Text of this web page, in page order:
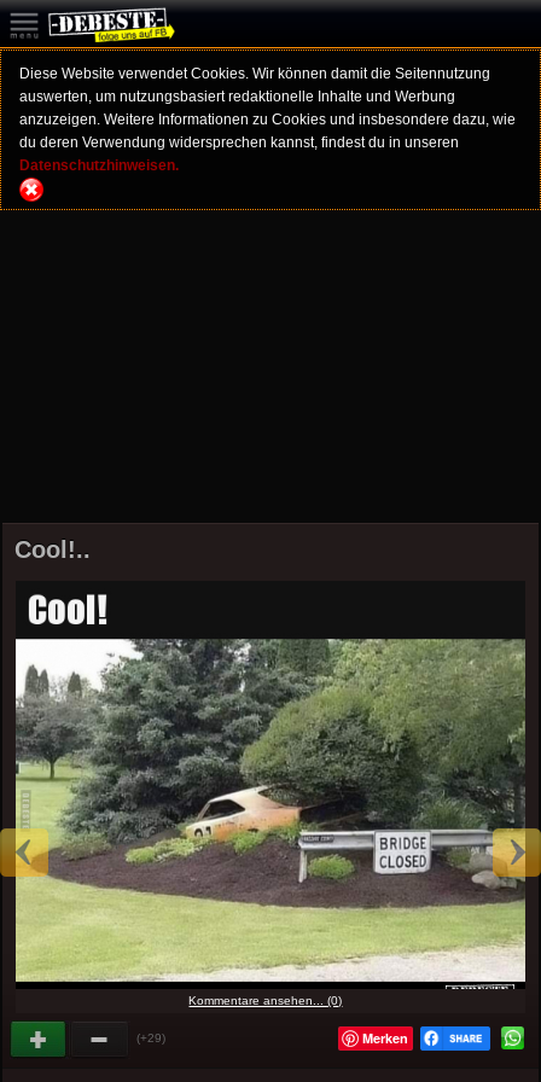
Diese Website verwendet Cookies. Wir können damit die Seitennutzung
auswerten, um nutzungsbasiert redaktionelle Inhalte und Werbung
anzuzeigen. Weitere Informationen zu Cookies und insbesondere dazu, wie
du deren Verwendung widersprechen kannst, findest du in unseren
Datenschutzhinweisen.
Cool!..
Kommentare ansehen... (0)
(+29) Merken